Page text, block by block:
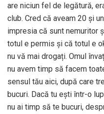
are niciun fel de legătură,
club. Cred că aveam 20 și
impresia că sunt nemuritor
totul e permis și că totul e
nu vă mai drogați. Omul
nu avem timp să facem
sensul tău aici, după care
bucuri. Dacă tu ești într-o
nu ai timp să te bucuri,